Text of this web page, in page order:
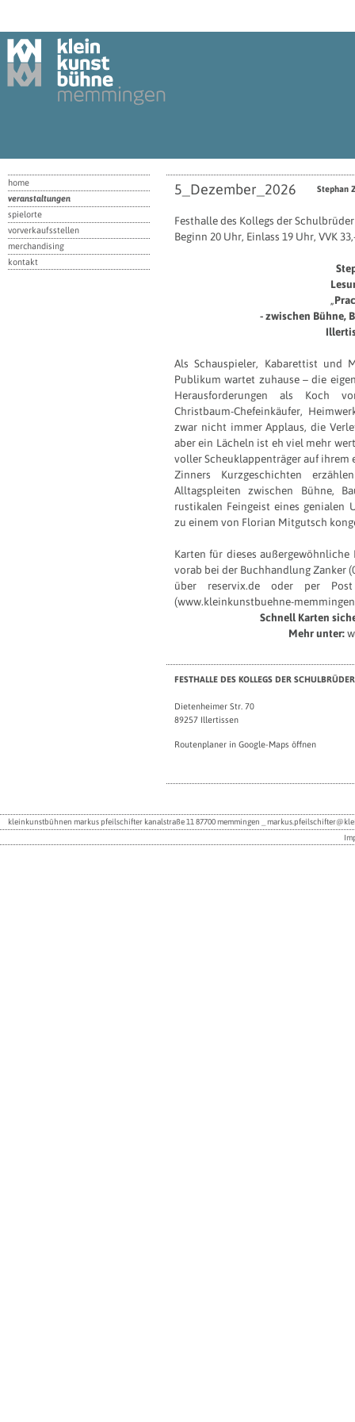
home
veranstaltungen
spielorte
vorverkaufsstellen
merchandising
kontakt
5_Dezember_2026 Stephan
Festhalle des Kollegs der Schulbrüder
Beginn 20 Uhr, Einlass 19 Uhr, VVK
„
- zwischen Bühne,
Als Schauspieler, Kabarettist und
Publikum wartet zuhause – die
Herausforderungen als Koch
Christbaum-Chefeinkäufer,
zwar nicht immer Applaus, die
aber ein Lächeln ist eh viel mehr
voller Scheuklappenträger auf ihrem
Zinners Kurzgeschichten
Alltagspleiten zwischen Bühne,
rustikalen Feingeist eines genialen
zu einem von Florian Mitgutsch
Karten für dieses
vorab bei der Buchhandlung Zanker
über reservix.de oder per
(www.kleinkunstbuehne-
Schnell Karten
Mehr unter:
FESTHALLE DES KOLLEGS DER SCHULBRÜDER
Dietenheimer Str. 70
89257 Illertissen
Routenplaner in Google-Maps öffnen
kleinkunstbühnen markus pfeilschifter kanalstraße 11 87700 memmingen _